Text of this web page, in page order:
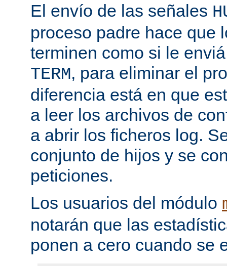
El envío de las señales
proceso padre hace que
terminen como si le
TERM, para eliminar el
diferencia está en que
a leer los archivos de
a abrir los ficheros log.
conjunto de hijos y se
peticiones.
Los usuarios del módulo
notarán que las
ponen a cero cuando se